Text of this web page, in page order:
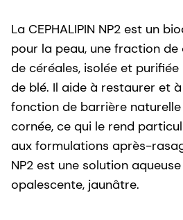
La CEPHALIPIN NP2 est un
pour la peau, une fraction de
de céréales, isolée et
de blé. Il aide à restaurer et
fonction de barrière
cornée, ce qui le rend
aux formulations après-
NP2 est une solution
opalescente, jaunâtre.